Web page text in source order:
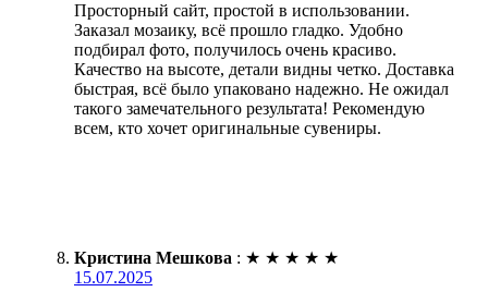
Просторный сайт, простой в использовании.
Заказал мозаику, всё прошло гладко. Удобно
подбирал фото, получилось очень красиво.
Качество на высоте, детали видны четко. Доставка
быстрая, всё было упаковано надежно. Не ожидал
такого замечательного результата! Рекомендую
всем, кто хочет оригинальные сувениры.
Кристина Мешкова : ★ ★ ★ ★ ★
15.07.2025